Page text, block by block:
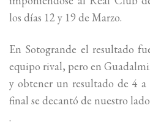
los días 12 y 19 de Marzo.
En Sotogrande el resultado
equipo rival, pero en
y obtener un resultado de 4
final se decantó de nuestro
.